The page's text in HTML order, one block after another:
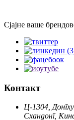
Сјајне ваше
Контакт
Ц-1304,
Схандонг,